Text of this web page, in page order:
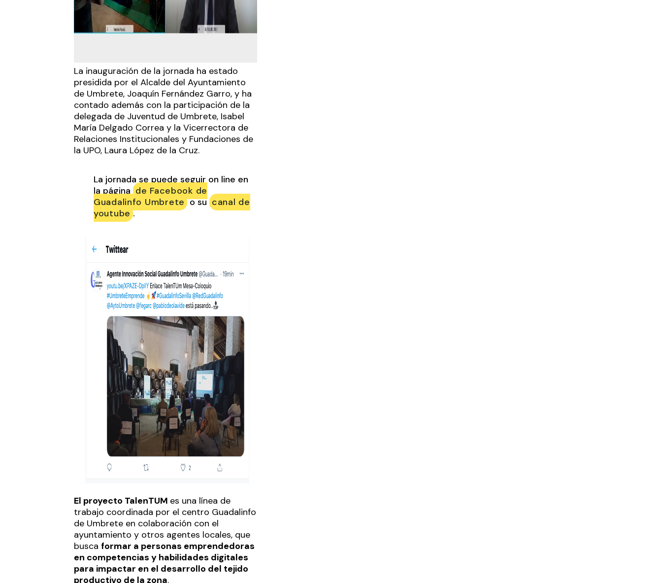
La inauguración de la jornada ha estado
presidida por el Alcalde del Ayuntamiento
de Umbrete, Joaquín Fernández Garro, y ha
contado además con la participación de la
delegada de Juventud de Umbrete, Isabel
María Delgado Correa y la Vicerrectora de
Relaciones Institucionales y Fundaciones de
la UPO, Laura López de la Cruz.
La jornada se puede seguir on line en
la página de Facebook de
Guadalinfo Umbrete o su canal de
youtube .
El proyecto TalenTUM es una línea de
trabajo coordinada por el centro Guadalinfo
de Umbrete en colaboración con el
ayuntamiento y otros agentes locales, que
busca formar a personas emprendedoras
en competencias y habilidades digitales
para impactar en el desarrollo del tejido
productivo de la zona.